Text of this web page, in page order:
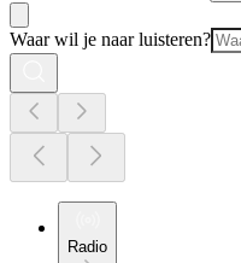
Waar wil je naar luisteren?
Radio